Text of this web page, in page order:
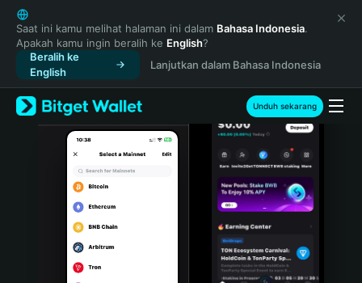
English
日本語
Tiếng Việt
Русский
Español (Latinoamérica)
Türkçe
Italiano
Português (Portugal)
Bahasa Indonesia
Saat ini kamu melihat halaman ini dalam Bahasa Indonesia.
Apakah kamu ingin beralih ke English?
Beralih ke
English
Lanjutkan dalam Bahasa Indonesia
Unduh sekarang